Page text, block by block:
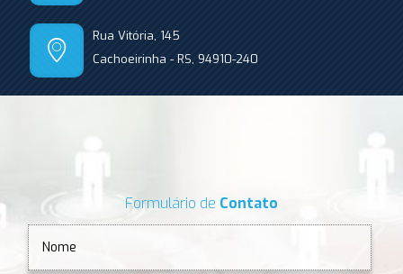
Rua Vitória, 145
Cachoeirinha - RS, 94910-240
Formulário de Contato